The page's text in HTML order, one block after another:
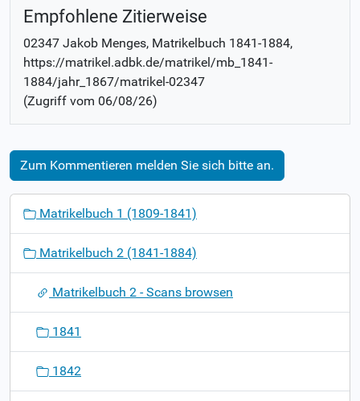
Empfohlene Zitierweise
02347 Jakob Menges, Matrikelbuch 1841-1884,
https://matrikel.adbk.de/matrikel/mb_1841-
1884/jahr_1867/matrikel-02347
(Zugriff vom 06/08/26)
Zum Kommentieren melden Sie sich bitte an.
o
Matrikelbuch 1 (1809-1841)
Matrikelbuch 2 (1841-1884)
Matrikelbuch 2 - Scans browsen
1841
1842